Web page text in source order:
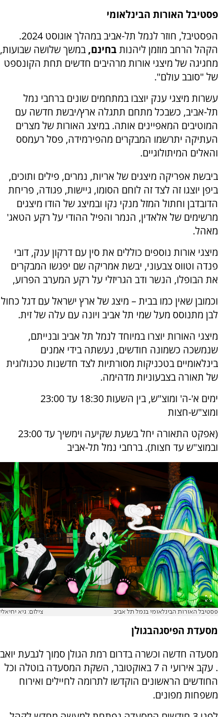
פסטיבל האורות הבינלאומי
הפסטיבל,
חוזר לנמל תל-אביב במהלך אוגוסט 2024.
הקהל הרחב מוזמן ליהנות בחינם, במשך שלושה שבועות,
מחגיגה של מיצגי אורות מרהיבים חדשים תחת הקונספט
של "סובב עולם".
עשרות מיצגי ענק יוצבו במתחמים שונים ברחבי נמל
תל-אביב, כשבכל מתחם תתגלה ארץ/יבשת חדשה עם
המוטיבים המאפיינים אותה. במיצג האורות של מצרים
העתיקה יתרשמו המבקרים מהפירמידה, פסל רעמסס
והאלים המיתולוגיים.
ביבשת אפריקה מיצגים של אריות, נמרים, פילים ותוכים,
ביפן יוצגו זה לצד זה לוחם הסומו, גיישות, פגודה, פריחת
הדובדבן וחתול המזל מנקי נקו ובמיצג של הודו מיצגים
מרשימים של אלאדין, הנמר והפיל ההודי על רקע הטאג'
מאהל.
מיצגי אורות נוספים כוללים את סין עם דרקון ענק, דובי
פנדה וטווס צבעוני, יבשת אמריקה שם יפגשו המבקרים
את הבופלו, הנשר ודב הגריזלי על רקע המערב הפרוע,
וכמובן שאין כמו בבית – מיצג של ארץ ישראל עם דגל כחול
לבן מתנוסס מעל שמי תל אביב ויונה עם עלה של זית.
מיצגי האורות יוצרו במיוחד לנמל תל אביב ובנייתם,
שנמשכה כשמונה חודשים, נעשתה בידי אמנים
בינלאומיים בטכניקות מסורתיות לצד חדשנות טכנולוגית
של תאורה בצבעוניות מדהימה.
ימים א'-ה' ומוצ"ש, בין השעות 18:30 עד 23:00
ומוצ"ש-חצות
(אפקט התאורה יחל בשעת שקיעה וימשיך עד 23:00
ובמוצ"ש עד חצות). ברחבי נמל תל-אביב
פסטיבל האורות הבינלאומי בנמל תל אביב צילום: גיא יחיאלי
מסעדת הפיסגהבגולן
מסעדה חדשה וכשרה בדרום רמת הגולן סמוך לגבעת יואב
. עקב אירועי ה 7 באוקטובר, השקת המסעדה בוטלה וכל
החודשים הראשונים הוקדשו לתרומה לחיילים ואירוח
משפחות מפונים.